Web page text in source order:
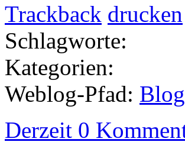
Trackback drucken
Schlagworte:
Kategorien:
Weblog-Pfad:
Derzeit 0